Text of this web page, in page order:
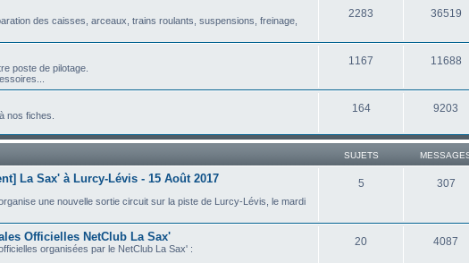
des caisses, arceaux, trains roulants, suspensions, freinage,
2283 36519
poste de pilotage.
1167 11688
nos fiches.
164 9203
SUJETS
La Sax' à Lurcy-Lévis - 15 Août 2017
une nouvelle sortie circuit sur la piste de Lurcy-Lévis, le mardi
5 307
Officielles NetClub La Sax'
organisées par le NetClub La Sax' :
20 4087